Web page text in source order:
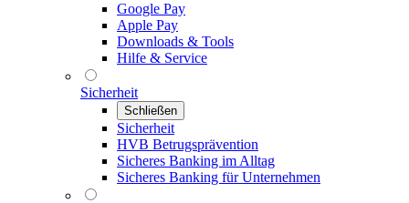
Google Pay
Apple Pay
Downloads & Tools
Hilfe & Service
Sicherheit
Schließen
Sicherheit
HVB Betrugsprävention
Sicheres Banking im Alltag
Sicheres Banking für Unternehmen